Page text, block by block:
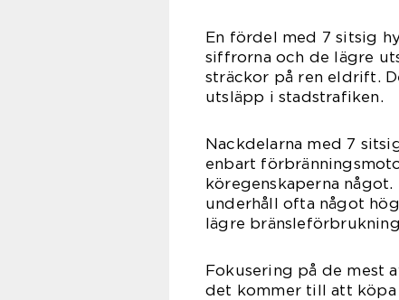
En fördel med 7 sitsig
siffrorna och de lägre
sträckor på ren eldrift.
utsläpp i stadstrafiken.
Nackdelarna med 7
enbart
köregenskaperna
underhåll ofta något
lägre
Fokusering på de mest
det kommer till att köpa